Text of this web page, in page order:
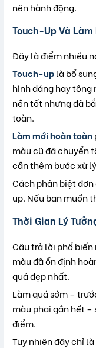
nên hành động.
Touch-Up Và Làm
Đây là điểm nhiều
Touch-uplà bổ
hình dáng hay tông
nền tốt nhưng đã
toàn.
Làm mới hoàn toàn
màu cũ đã chuyển
cần thêm bước xử
Cách phân biệt
up. Nếu bạn muốn
Thời Gian Lý
Câu trả lời phổ
màu đã ổn định
quả đẹp nhất.
Làm quá sớm –
màu phai gần hết
điểm.
Tuy nhiên đây chỉ